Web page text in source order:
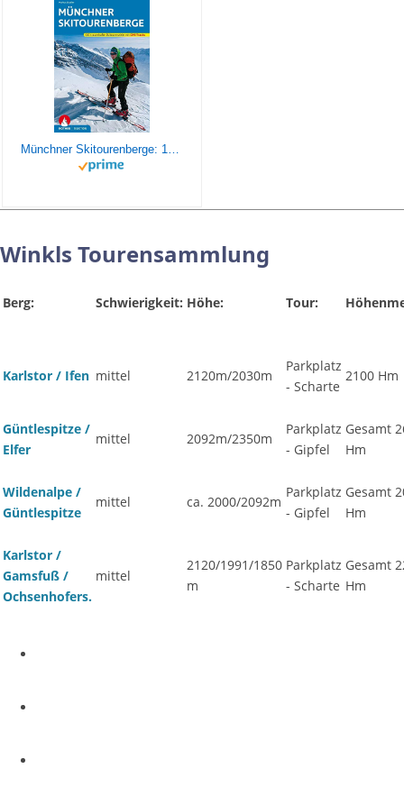
Winkls Tourensammlung
Berg: Schwierigkeit: Höhe: Tour:
Karlstor / Ifen mittel 2120m/2030m
Parkplatz
- Scharte
2100 Hm
Güntlespitze /
Elfer
mittel 2092m/2350m
Parkplatz
- Gipfel
Gesamt
Hm
Wildenalpe /
Güntlespitze
mittel ca. 2000/2092m
Parkplatz
- Gipfel
Gesamt
Hm
Karlstor /
Gamsfuß /
Ochsenhofers.
mittel
2120/1991/1850
m
Parkplatz
- Scharte
Gesamt
Hm